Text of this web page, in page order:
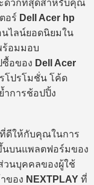
ะดวกที่สุดสำหรับคุณ
อร์ Dell Acer hp
นไลน์ยอดนิยมใน
ร้อมมอบ
อของ Dell Acer
โปรโมชั่น โค้ด
ำการช้อปปิ้ง
ดีให้กับคุณในการ
นบนแพลตฟอร์มของ
วนบุคคลของผู้ใช้
ของ NEXTPLAY ที่